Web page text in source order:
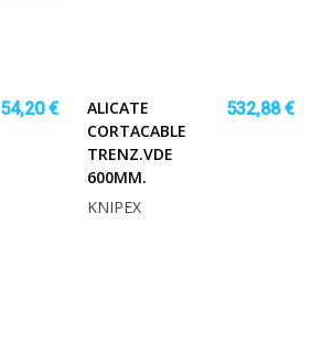
54,20 €
ALICATE
CORTACABLE
TRENZ.VDE
600MM.
532,88 €
KNIPEX